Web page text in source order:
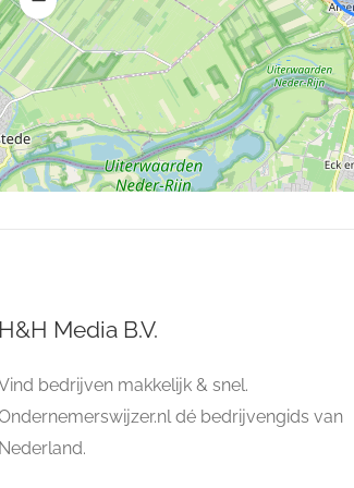
H&H Media B.V.
bedrijven makkelijk & snel.
dé bedrijvengids van
Nederland.